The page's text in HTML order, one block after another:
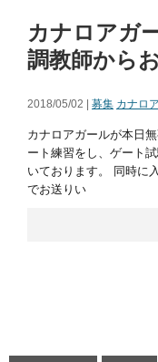
カナロアガ
調教師から
2018/05/02 | 募集 カナロ
カナロアガールが本日
ート練習をし、ゲート
いております。 同時に
でお送りい